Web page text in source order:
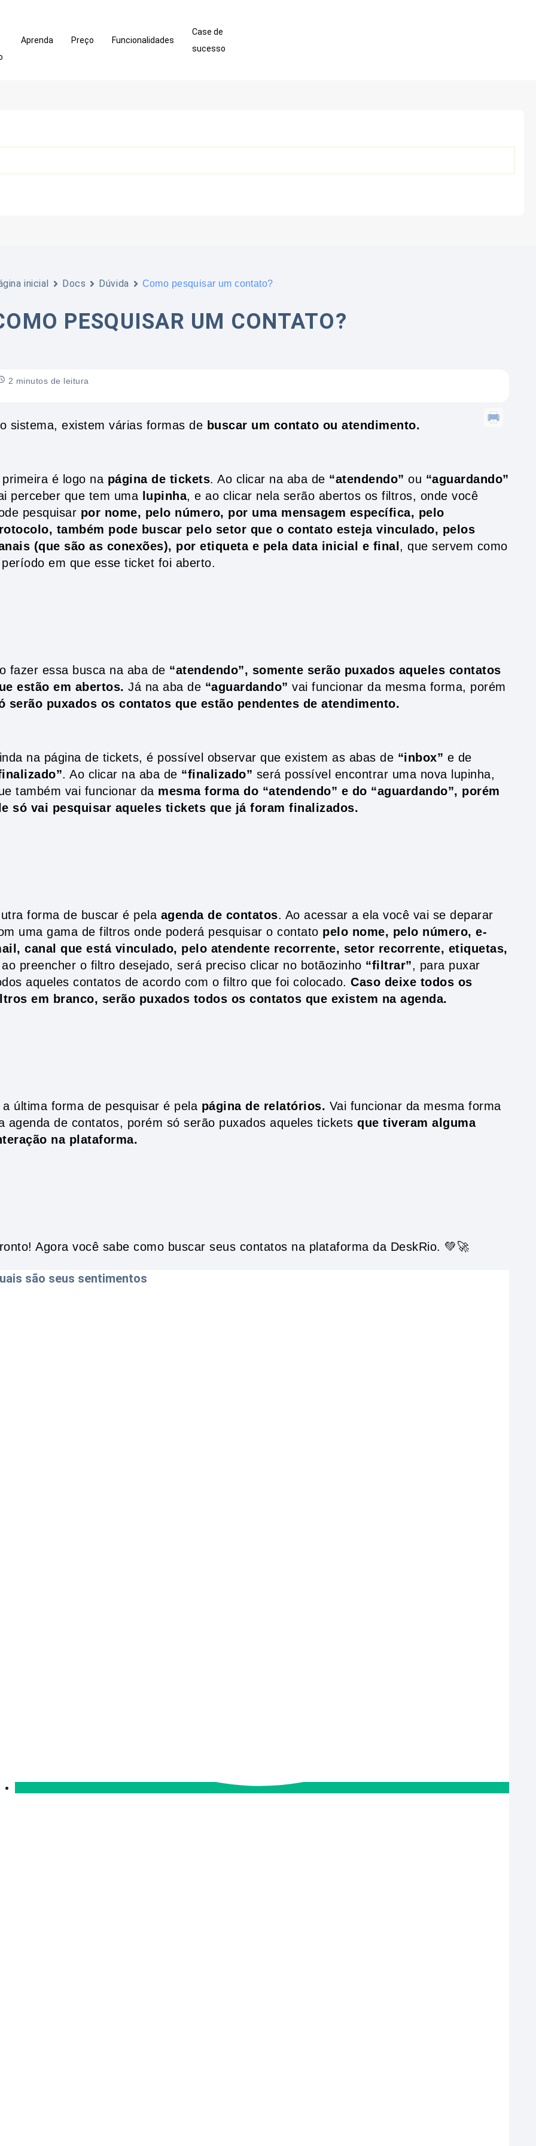
Aprenda Preço Funcionalidades
Case de
sucesso
inicial Docs Dúvida Como pesquisar um contato?
PESQUISAR UM CONTATO?
2 minutos de leitura
sistema, existem várias formas de buscar um contato ou atendimento.
primeira é logo na página de tickets. Ao clicar na aba de “atendendo” ou “aguardando”
perceber que tem uma lupinha, e ao clicar nela serão abertos os filtros, onde você
pesquisar por nome, pelo número, por uma mensagem específica, pelo
também pode buscar pelo setor que o contato esteja vinculado, pelos
(que são as conexões), por etiqueta e pela data inicial e final , que servem como
em que esse ticket foi aberto.
fazer essa busca na aba de “atendendo”, somente serão puxados aqueles contatos
estão em abertos. Já na aba de “aguardando” vai funcionar da mesma forma, porém
serão puxados os contatos que estão pendentes de atendimento.
na página de tickets, é possível observar que existem as abas de “inbox” e de
. Ao clicar na aba de “finalizado” será possível encontrar uma nova lupinha,
também vai funcionar da mesma forma do “atendendo” e do “aguardando”, porém
só vai pesquisar aqueles tickets que já foram finalizados.
forma de buscar é pela agenda de contatos. Ao acessar a ela você vai se deparar
uma gama de filtros onde poderá pesquisar o contato pelo nome, pelo número, e-
canal que está vinculado, pelo atendente recorrente, setor recorrente, etiquetas,
preencher o filtro desejado, será preciso clicar no botãozinho “filtrar”, para puxar
aqueles contatos de acordo com o filtro que foi colocado. Caso deixe todos os
em branco, serão puxados todos os contatos que existem na agenda.
a última forma de pesquisar é pela página de relatórios. Vai funcionar da mesma forma
agenda de contatos, porém só serão puxados aqueles ticketsque tiveram alguma
na plataforma.
Agora você sabe como buscar seus contatos na plataforma da DeskRio. 💚🚀
são seus sentimentos